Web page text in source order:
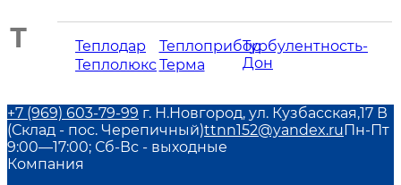
Т
Теплодар
Теплолюкс
Теплоприбор
Терма
Турбулентность-
Дон
+7 (969) 603-79-99 г. Н.Новгород, ул. Кузбасская,17 В
(Склад - пос. Черепичный)ttnn152@yandex.ruПн-Пт
9:00—17:00; Сб-Вс - выходные
Компания